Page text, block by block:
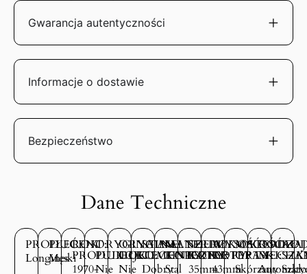
Gwarancja autentyczności
Informacje o dostawie
Bezpieczeństwo
Dane Techniczne
PRODUCENT:
Longines
PŁEĆ:
Męski
ROK
PRODUKCJI:
1970-
ORYGINALNE
PUDEŁKO:
Nie
ORYGINALNE
DOKUMENTY:
Nie
STAN
TECHNICZNY:
Dobry
MATERIAŁ
KOPERTY:
Stal
SZEROKOŚĆ
KOPERTY:
35mm
WYSOKOŚĆ
KOPERTY:
43mm
MATERIAŁ
OPASKI:
Skórzany
RODZAJ
Szkło